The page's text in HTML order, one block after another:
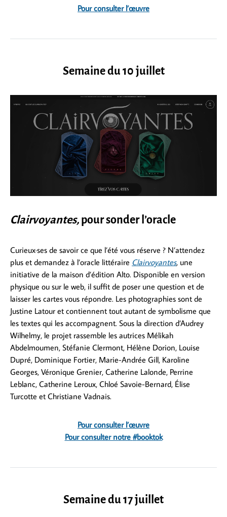
Pour consulter l’œuvre
Semaine du 10 juillet
Clairvoyantes, pour sonder l’oracle
Curieux·ses de savoir ce que l’été vous réserve ? N’attendez
plus et demandez à l’oracle littéraire Clairvoyantes, une
initiative de la maison d’édition Alto. Disponible en version
physique ou sur le web, il suffit de poser une question et de
laisser les cartes vous répondre. Les photographies sont de
Justine Latour et contiennent tout autant de symbolisme que
les textes qui les accompagnent. Sous la direction d’Audrey
Wilhelmy, le projet rassemble les autrices Mélikah
Abdelmoumen, Stéfanie Clermont, Hélène Dorion, Louise
Dupré, Dominique Fortier, Marie-Andrée Gill, Karoline
Georges, Véronique Grenier, Catherine Lalonde, Perrine
Leblanc, Catherine Leroux, Chloé Savoie-Bernard, Élise
Turcotte et Christiane Vadnais.
Pour consulter l’œuvre
Pour consulter notre #booktok
Semaine du 17 juillet